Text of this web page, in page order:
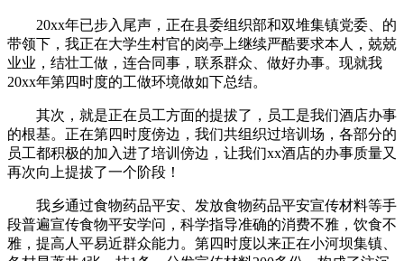
20xx年已步入尾声，正在县委组织部和双堆集镇党委、的
带领下，我正在大学生村官的岗亭上继续严酷要求本人，兢兢
业业，结壮工做，连合同事，联系群众、做好办事。现就我
20xx年第四时度的工做环境做如下总结。
其次，就是正在员工方面的提拔了，员工是我们酒店办事
的根基。正在第四时度傍边，我们共组织过培训场，各部分的
员工都积极的加入进了培训傍边，让我们xx酒店的办事质量又
再次向上提拔了一个阶段！
我乡通过食物药品平安、发放食物药品平安宣传材料等手
段普遍宣传食物平安学问，科学指导准确的消费不雅，饮食不
雅，提高人平易近群众能力。第四时度以来正在小河坝集镇、